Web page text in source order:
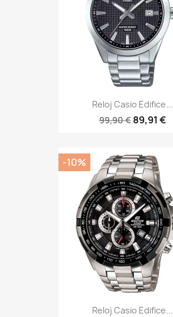
Reloj Casio Edifice...
99,90 € 89,91 €
Reloj Casio Edifice...
-10%